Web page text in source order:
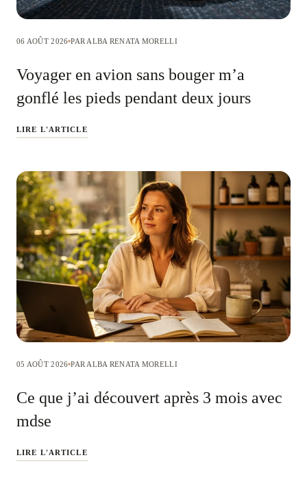
06 AOÛT 2026 PAR ALBA RENATA MORELLI
Voyager en avion sans bouger m’a
gonflé les pieds pendant deux jours
LIRE L'ARTICLE
05 AOÛT 2026 PAR ALBA RENATA MORELLI
Ce que j’ai découvert après 3 mois avec
mdse
LIRE L'ARTICLE